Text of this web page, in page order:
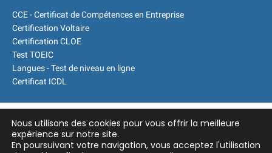
CCE - Certificat de Compétences en Entreprise
Certification Voltaire
Certification CLOE
Test TOEIC
Langues - Test de niveau en ligne
Certificat ICDL
Nous utilisons des cookies pour vous offrir la meilleure
expérience sur notre site.
En poursuivant votre navigation, vous acceptez l'utilisation